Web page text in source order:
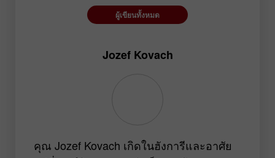
GBPJPY
EURGBP
ผู้เขียนทั้งหมด
Jozef Kovach
คุณ Jozef Kovach เกิดในฮังการีและอาศัย